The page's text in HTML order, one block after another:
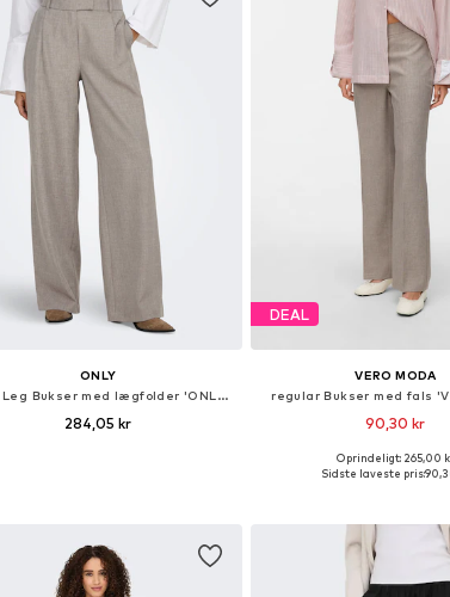
ONLY
Wide Leg Bukser med lægfolder 'ONLLinda'
284,05 kr
DEAL
VERO MODA
regular Bukser med fals
90,30 kr
Fås i mange
Oprindeligt: 265,00
Sidste laveste pris: